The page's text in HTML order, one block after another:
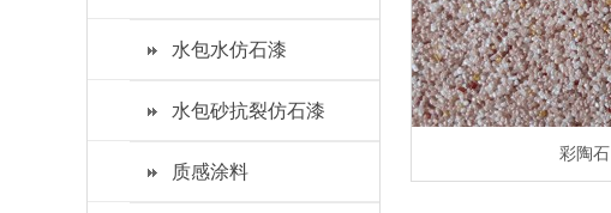
水包水仿石漆
水包砂抗裂仿石漆
质感涂料
彩陶石